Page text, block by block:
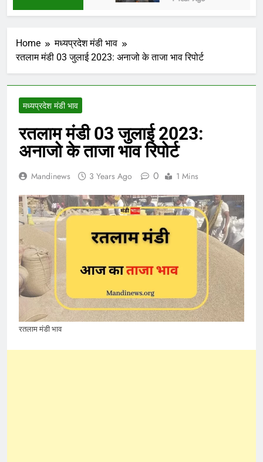
Home
मध्यप्रदेश मंडी भाव
रतलाम मंडी 03 जुलाई 2023: अनाजो के ताजा भाव रिपोर्ट
मध्यप्रदेश मंडी भाव
रतलाम मंडी 03 जुलाई 2023:
अनाजो के ताजा भाव रिपोर्ट
Mandinews 3 Years Ago 0 1 Mins
रतलाम मंडी भाव